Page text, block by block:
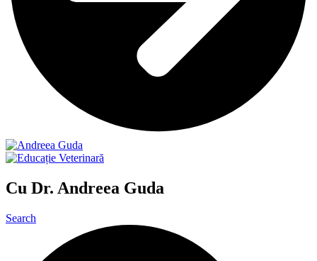
Cu Dr. Andreea Guda
Search